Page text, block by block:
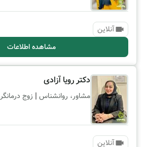
آنلاین
مشاهده اطلاعات
دکتر رویا آزادی
مشاور، روانشناس | زوج درمانگر
آنلاین